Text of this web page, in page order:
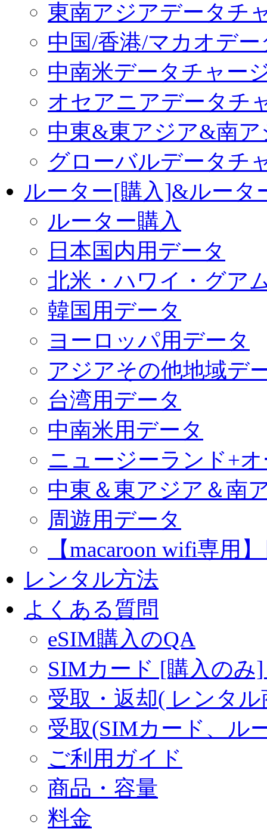
東南アジアデータチ
中国/香港/マカオデ
中南米データチャー
オセアニアデータチ
中東&東アジア&南
グローバルデータチ
ルーター[購入]&ルータ
ルーター購入
日本国内用データ
北米・ハワイ・グア
韓国用データ
ヨーロッパ用データ
アジアその他地域デ
台湾用データ
中南米用データ
ニュージーランド+
中東＆東アジア＆南
周遊用データ
【macaroon wifi専用
レンタル方法
よくある質問
eSIM購入のQA
SIMカード [購入のみ
受取・返却( レンタ
受取(SIMカード、ル
ご利用ガイド
商品・容量
料金